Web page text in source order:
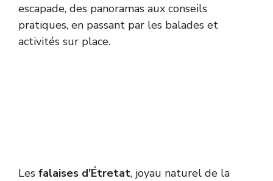
escapade, des panoramas aux conseils
pratiques, en passant par les balades et
activités sur place.
Les falaises d’Étretat, joyau naturel de la